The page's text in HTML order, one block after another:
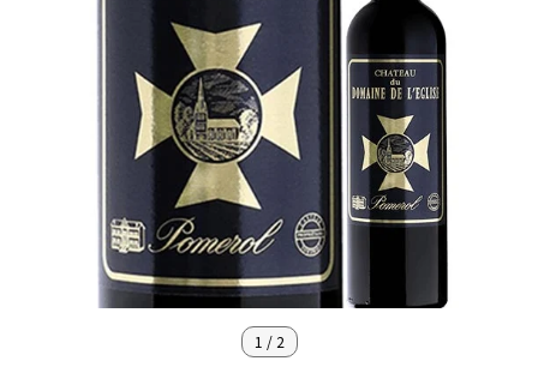
1 / 2